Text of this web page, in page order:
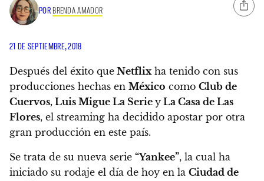
POR BRENDA AMADOR
21 DE SEPTIEMBRE, 2018
Después del éxito que Netflixha tenido con sus
producciones hechas en México como Club de
Cuervos, Luis Migue La Serie y La Casa de Las
Flores, el streaming ha decidido apostar por otra
gran producción en este país.
Se trata de su nueva serie “Yankee”, la cual ha
iniciado su rodaje el día de hoy en la Ciudad de